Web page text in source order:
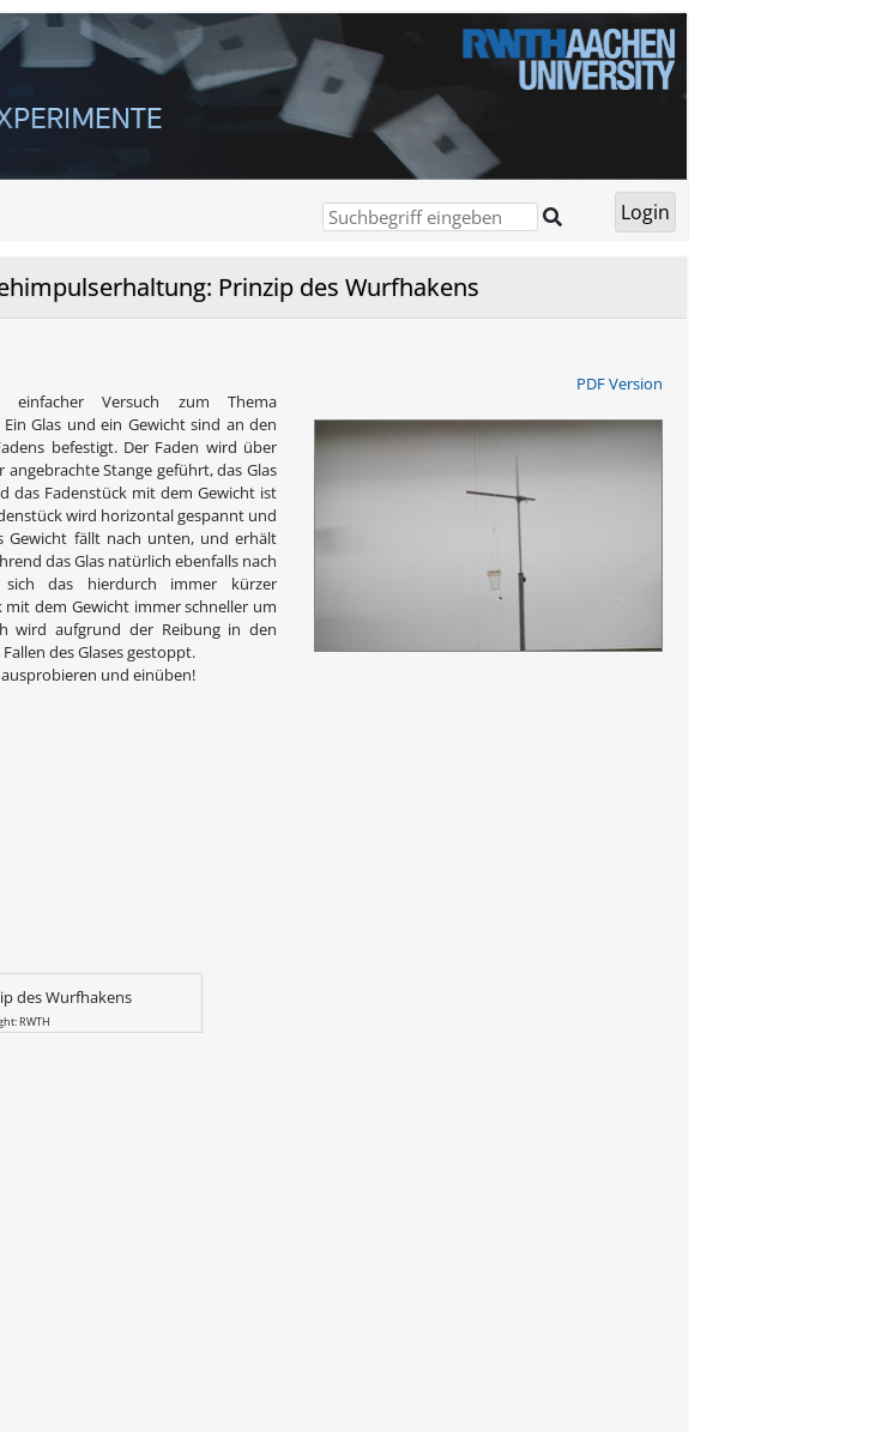
Prinzip des Wurfhakens
PDF Version
einfacher Versuch zum Thema
Glas und ein Gewicht sind an den
befestigt. Der Faden wird über
angebrachte Stange geführt, das Glas
das Fadenstück mit dem Gewicht ist
wird horizontal gespannt und
Gewicht fällt nach unten, und erhält
das Glas natürlich ebenfalls nach
das hierdurch immer kürzer
mit dem Gewicht immer schneller um
wird aufgrund der Reibung in den
des Glases gestoppt.
und einüben!
des Wurfhakens
RWTH